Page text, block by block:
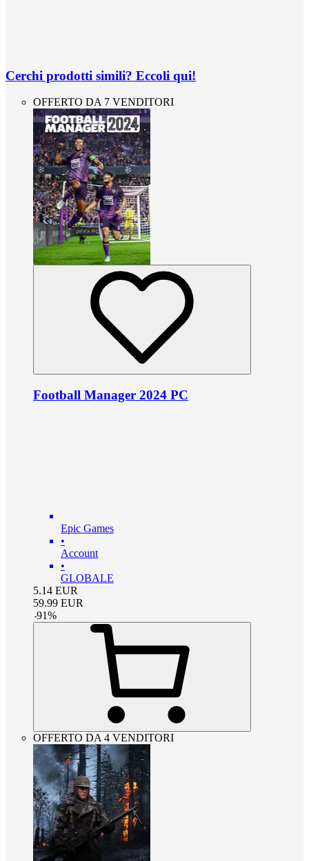
Cerchi prodotti simili? Eccoli qui!
OFFERTO DA 7 VENDITORI
Football Manager 2024 PC
Epic Games
•
Account
•
GLOBALE
5.14 EUR
59.99 EUR
-91%
OFFERTO DA 4 VENDITORI